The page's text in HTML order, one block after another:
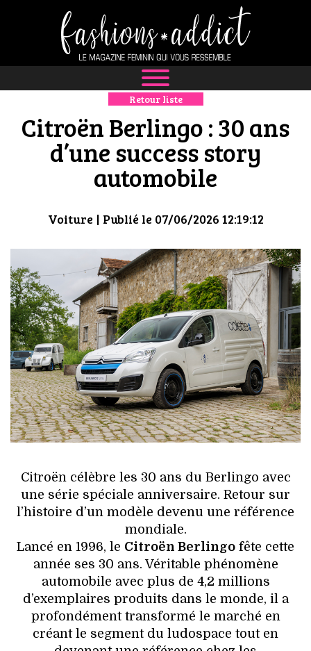
NEWS
MODE
LUXE
DÉFILÉS
BOUTIQUE
CULTURE
HIGH TECH
MAISON
AUTO
LIEUX TENDANCES
MODE DE RUE
JEUNES CRÉATEURS
HISTOIRE DES MARQUES
DÉCO
VOYAGES & LOISIRS
Retour liste
Citroën Berlingo : 30 ans
d’une success story
automobile
Voiture| Publié le 07/06/2026 12:19:12
Citroën célèbre les 30 ans du Berlingo avec
une série spéciale anniversaire. Retour sur
l’histoire d’un modèle devenu une référence
mondiale.
Lancé en 1996, le Citroën Berlingo fête cette
année ses 30 ans. Véritable phénomène
automobile avec plus de 4,2 millions
d’exemplaires produits dans le monde, il a
profondément transformé le marché en
créant le segment du ludospace tout en